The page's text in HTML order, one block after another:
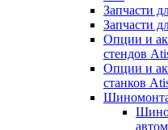
Запчасти
Запчасти
Опции и
стендов
Опции и
станков